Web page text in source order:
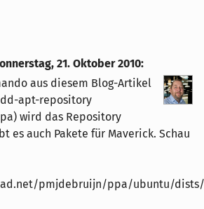
21. Oktober 2010:
aus diesem Blog-Artikel
apt-repository
wird das Repository
es auch Pakete für Maverick. Schau
pmjdebruijn/ppa/ubuntu/dists/